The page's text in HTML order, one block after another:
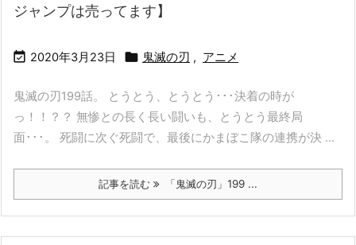
ジャンプは売ってます】
 2020年3月23日  鬼滅の刃 , アニメ
鬼滅の刃199話。 とうとう、とうとう･･･決着の時が
っ！！？？ 無惨との長く長い闘いも、とうとう最終局
面･･･。 死闘に次ぐ死闘で、最後にかまぼこ隊の連携が決 ...
記事を読む 「鬼滅の刃」199 ...